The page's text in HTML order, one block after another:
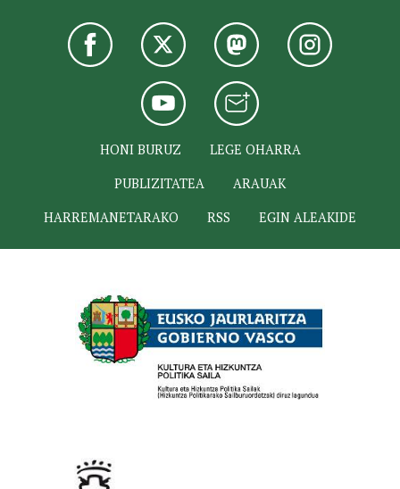
HONI BURUZ
LEGE OHARRA
PUBLIZITATEA
ARAUAK
HARREMANETARAKO
RSS EGIN ALEAKIDE